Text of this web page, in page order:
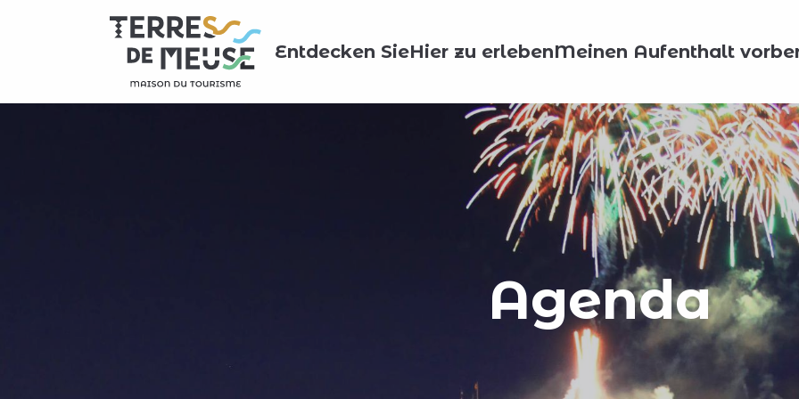
Entdecken SieHier zu erlebenMeinen Aufenthalt
Agenda